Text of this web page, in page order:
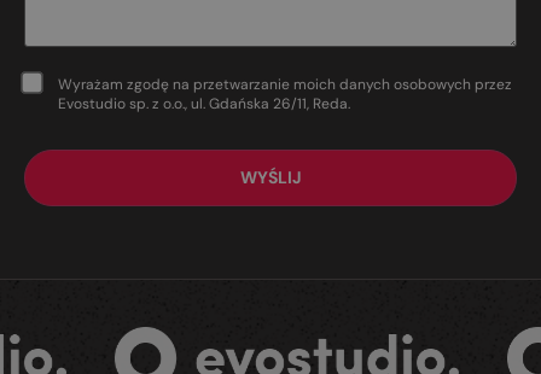
Wyrażam zgodę na przetwarzanie moich danych osobowych przez
Evostudio sp. z o.o., ul. Gdańska 26/11, Reda.